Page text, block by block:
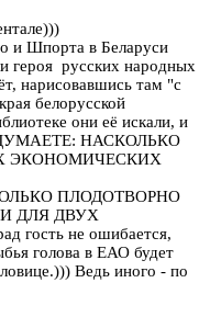
и Шпорта в Беларуси
героя русских народных
нарисовавшись там "с
белорусской
они её искали, и
ДУМАЕТЕ: НАСКОЛЬКО
ЭКОНОМИЧЕСКИХ
ПЛОДОТВОРНО
ДЛЯ ДВУХ
не ошибается,
голова в ЕАО будет
Ведь иного - по